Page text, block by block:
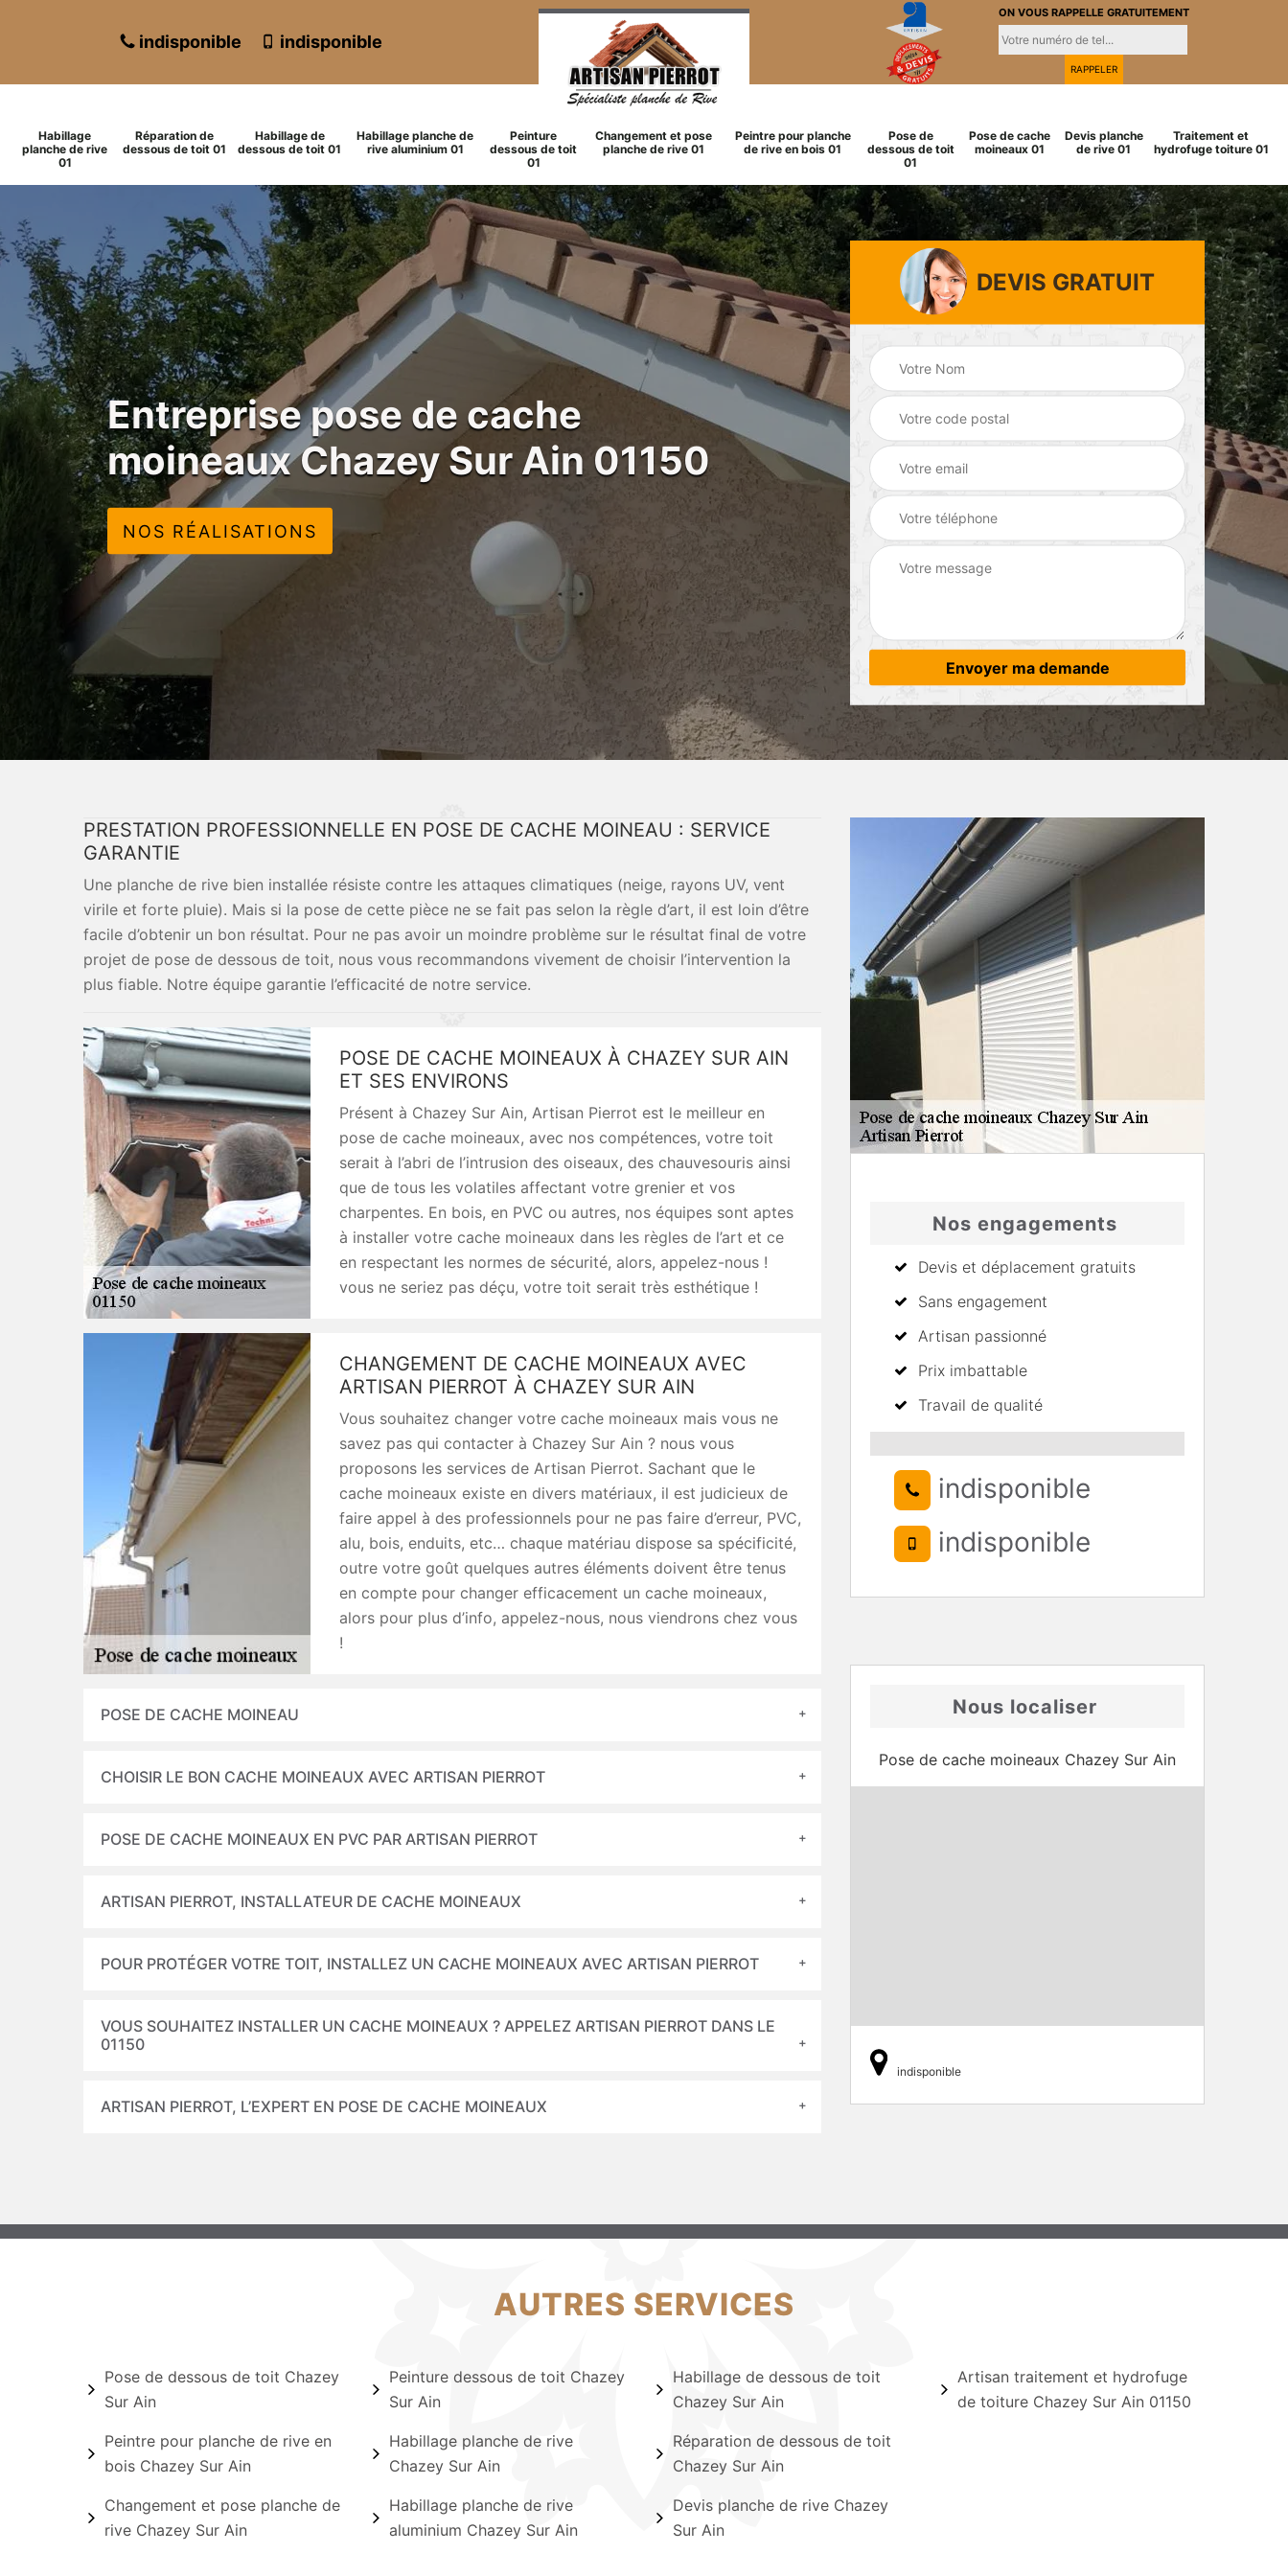
indisponible indisponible
ON VOUS RAPPELLE GRATUITEMENT
Habillage
planche de rive
01
Réparation de
dessous de toit 01
Habillage de
dessous de toit 01
Habillage planche de
rive aluminium 01
Peinture
dessous de toit
01
Changement et pose
planche de rive 01
Peintre pour planche
de rive en bois 01
Pose de
dessous de toit
01
Pose de cache
moineaux 01
Devis planche
de rive 01
Traitement et
hydrofuge toiture 01
Entreprise pose de cache
moineaux Chazey Sur Ain 01150
NOS RÉALISATIONS
DEVIS GRATUIT
PRESTATION PROFESSIONNELLE EN POSE DE CACHE MOINEAU : SERVICE
GARANTIE
Une planche de rive bien installée résiste contre les attaques climatiques (neige, rayons UV, vent
virile et forte pluie). Mais si la pose de cette pièce ne se fait pas selon la règle d’art, il est loin d’être
facile d’obtenir un bon résultat. Pour ne pas avoir un moindre problème sur le résultat final de votre
projet de pose de dessous de toit, nous vous recommandons vivement de choisir l’intervention la
plus fiable. Notre équipe garantie l’efficacité de notre service.
POSE DE CACHE MOINEAUX À CHAZEY SUR AIN
ET SES ENVIRONS
Présent à Chazey Sur Ain, Artisan Pierrot est le meilleur en
pose de cache moineaux, avec nos compétences, votre toit
serait à l’abri de l’intrusion des oiseaux, des chauvesouris ainsi
que de tous les volatiles affectant votre grenier et vos
charpentes. En bois, en PVC ou autres, nos équipes sont aptes
à installer votre cache moineaux dans les règles de l’art et ce
en respectant les normes de sécurité, alors, appelez-nous !
vous ne seriez pas déçu, votre toit serait très esthétique !
CHANGEMENT DE CACHE MOINEAUX AVEC
ARTISAN PIERROT À CHAZEY SUR AIN
Vous souhaitez changer votre cache moineaux mais vous ne
savez pas qui contacter à Chazey Sur Ain ? nous vous
proposons les services de Artisan Pierrot. Sachant que le
cache moineaux existe en divers matériaux, il est judicieux de
faire appel à des professionnels pour ne pas faire d’erreur, PVC,
alu, bois, enduits, etc… chaque matériau dispose sa spécificité,
outre votre goût quelques autres éléments doivent être tenus
en compte pour changer efficacement un cache moineaux,
alors pour plus d’info, appelez-nous, nous viendrons chez vous
!
POSE DE CACHE MOINEAU
CHOISIR LE BON CACHE MOINEAUX AVEC ARTISAN PIERROT
POSE DE CACHE MOINEAUX EN PVC PAR ARTISAN PIERROT
ARTISAN PIERROT, INSTALLATEUR DE CACHE MOINEAUX
POUR PROTÉGER VOTRE TOIT, INSTALLEZ UN CACHE MOINEAUX AVEC ARTISAN PIERROT
VOUS SOUHAITEZ INSTALLER UN CACHE MOINEAUX ? APPELEZ ARTISAN PIERROT DANS LE
01150
ARTISAN PIERROT, L’EXPERT EN POSE DE CACHE MOINEAUX
Nos engagements
Devis et déplacement gratuits
Sans engagement
Artisan passionné
Prix imbattable
Travail de qualité
indisponible
indisponible
Nous localiser
Pose de cache moineaux Chazey Sur Ain
indisponible
AUTRES SERVICES
Pose de dessous de toit Chazey
Sur Ain
Peintre pour planche de rive en
bois Chazey Sur Ain
Changement et pose planche de
rive Chazey Sur Ain
Peinture dessous de toit Chazey
Sur Ain
Habillage planche de rive
Chazey Sur Ain
Habillage planche de rive
aluminium Chazey Sur Ain
Habillage de dessous de toit
Chazey Sur Ain
Réparation de dessous de toit
Chazey Sur Ain
Devis planche de rive Chazey
Sur Ain
Artisan traitement et hydrofuge
de toiture Chazey Sur Ain 01150